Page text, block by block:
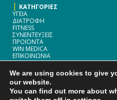
| ΚΑΤΗΓΟΡΙΕΣ
ΥΓΕΙΑ
ΔΙΑΤΡΟΦΗ
FITNESS
ΣΥΝΕΝΤΕΥΞΕΙΣ
ΠΡΟΪΟΝΤΑ
WIN MEDICA
ΕΠΙΚΟΙΝΩΝΙΑ
ΟΙΔΙΠΟΔΟΣ 1-3
& ΠΑΡΑΔΡΟΜΟΣ ΑΤΤΙΚΗΣ ΟΔΟΎ 33-
15238 ΧΑΛΑΝΔΡΙ
ΤΗΛ.: 2107488821
We are using cookies to give
our website.
You can find out more about